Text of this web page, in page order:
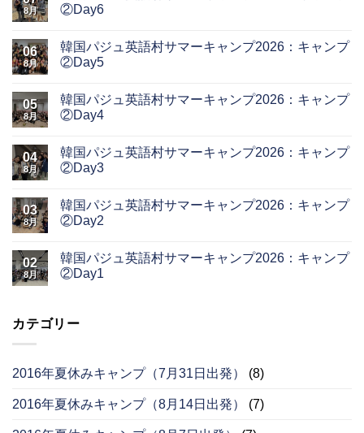
8月
②Day6
06
8月
韓国パジュ英語村サマーキャンプ2026：キャンプ
②Day5
05
8月
韓国パジュ英語村サマーキャンプ2026：キャンプ
②Day4
04
8月
韓国パジュ英語村サマーキャンプ2026：キャンプ
②Day3
03
8月
韓国パジュ英語村サマーキャンプ2026：キャンプ
②Day2
02
8月
韓国パジュ英語村サマーキャンプ2026：キャンプ
②Day1
カテゴリー
2016年夏休みキャンプ（7月31日出発） (8)
2016年夏休みキャンプ（8月14日出発） (7)